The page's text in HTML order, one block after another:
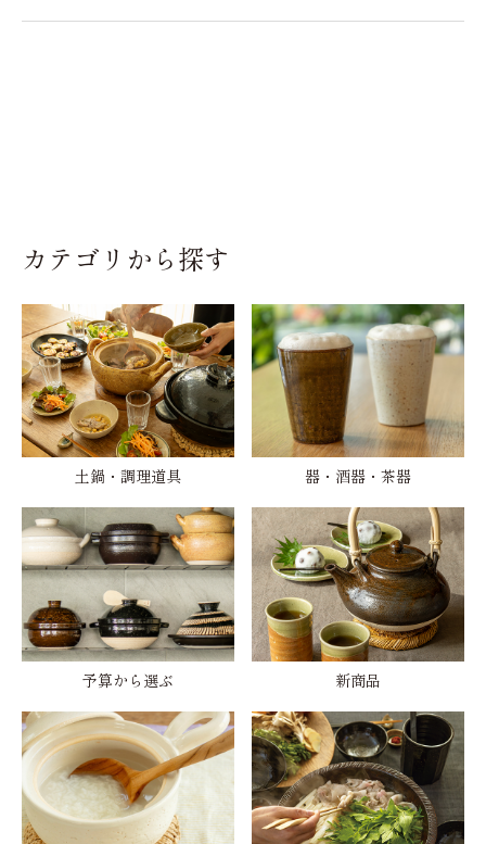
カテゴリから探す
土鍋・調理道具 器・酒器・茶器
予算から選ぶ 新商品